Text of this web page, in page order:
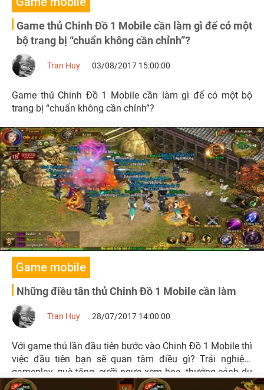
Game mobile
Game thủ Chinh Đồ 1 Mobile cần làm gì để có một
bộ trang bị “chuẩn không cần chỉnh”?
Game thủ Chinh Đồ 1 Mobile cần làm gì để có một bộ
Game mobile
Những điều tân thủ Chinh Đồ 1 Mobile cần làm
Với game thủ lần đầu tiên bước vào Chinh Đồ 1 Mobile thì
việc đầu tiên bạn sẽ quan tâm điều gì? Trải nghiệm
gameplay, quà tặng, cưỡi ngựa xem hoa, thưởng cảnh du